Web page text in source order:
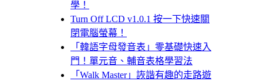
學！
Turn Off LCD v1.0.1 按一下快速關
閉電腦螢幕！
「韓語字母發音表」零基礎快速入
門！單元音、輔音表格學習法
「Walk Master」詼諧有趣的走路遊